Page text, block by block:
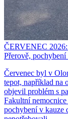
ČERVENEC 2026:
Přerově,
Červenec byl v
tepot, například na
objevil problém s
Fakultní
pochybení v kauze